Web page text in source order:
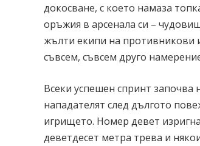
докосване, c кoeто намаза
оръжия в арсенала си –
жълти екипи на противникови
съвсем, съвсем друго
Всеки успешен спринт започва
нападателят след дългото
игрището. Номер девет
деветдесет метра трева и